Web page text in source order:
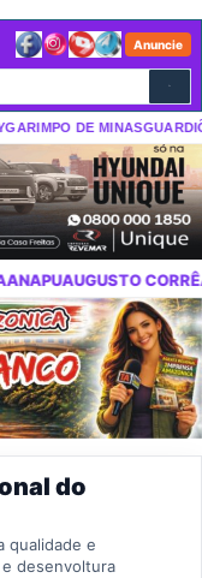
Anuncie
DE MINAS
AURORA DO PARÁ
do
qualidade e
desenvoltura